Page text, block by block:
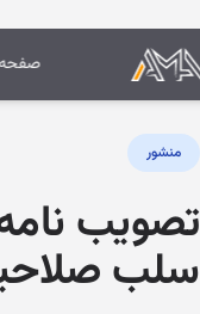
منشور
تصویب
سلب